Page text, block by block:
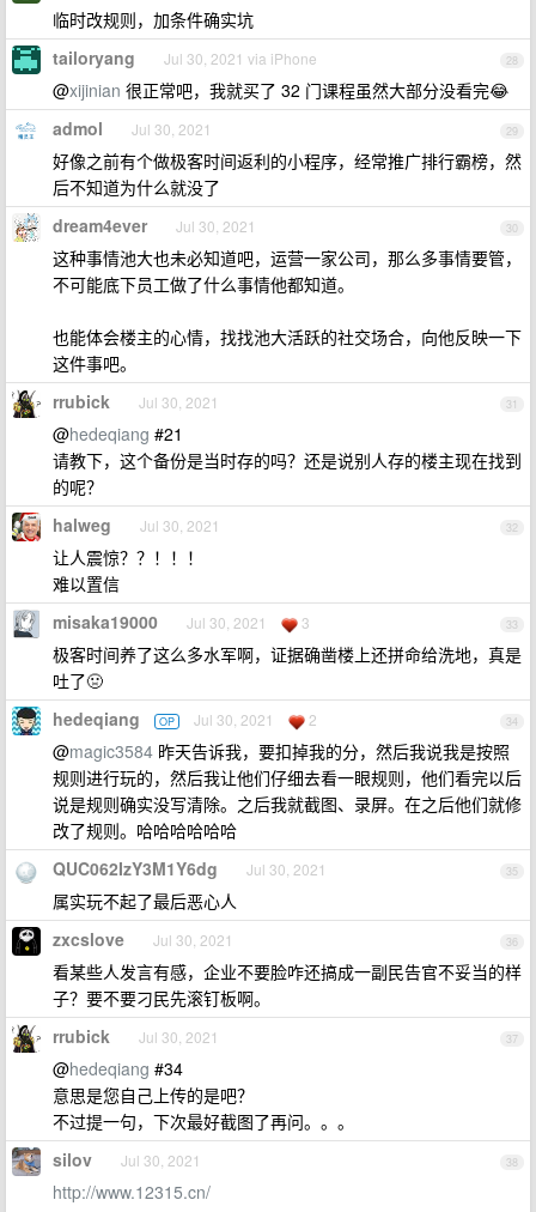
临时改规则，加条件确实坑
28
tailoryang Jul 30, 2021 via iPhone
@xijinian 很正常吧，我就买了 32 门课程虽然大部分没看完😂
29
admol Jul 30, 2021
好像之前有个做极客时间返利的小程序，经常推广排行霸榜，然
后不知道为什么就没了
30
dream4ever Jul 30, 2021
这种事情池大也未必知道吧，运营一家公司，那么多事情要管，
不可能底下员工做了什么事情他都知道。
也能体会楼主的心情，找找池大活跃的社交场合，向他反映一下
这件事吧。
31
rrubick Jul 30, 2021
@hedeqiang #21
请教下，这个备份是当时存的吗？还是说别人存的楼主现在找到
的呢？
32
halweg Jul 30, 2021
让人震惊？？！！！
难以置信
33
misaka19000 Jul 30, 2021 3
极客时间养了这么多水军啊，证据确凿楼上还拼命给洗地，真是
吐了🤢
34
hedeqiang OP Jul 30, 2021 2
@magic3584 昨天告诉我，要扣掉我的分，然后我说我是按照
规则进行玩的，然后我让他们仔细去看一眼规则，他们看完以后
说是规则确实没写清除。之后我就截图、录屏。在之后他们就修
改了规则。哈哈哈哈哈哈
35
QUC062IzY3M1Y6dg Jul 30, 2021
属实玩不起了最后恶心人
36
zxcslove Jul 30, 2021
看某些人发言有感，企业不要脸咋还搞成一副民告官不妥当的样
子？要不要刁民先滚钉板啊。
37
rrubick Jul 30, 2021
@hedeqiang #34
意思是您自己上传的是吧？
不过提一句，下次最好截图了再问。。。
38
silov Jul 30, 2021
http://www.12315.cn/